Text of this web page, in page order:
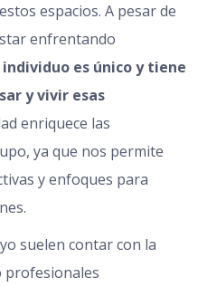
espacios. A pesar de
enfrentando
individuo es único y tiene
y vivir esas
enriquece las
ya que nos permite
y enfoques para
suelen contar con la
profesionales